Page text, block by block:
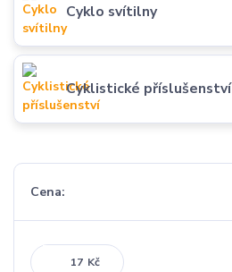
Cyklo svítilny
Cyklistické příslušenství
Cena:
Kč